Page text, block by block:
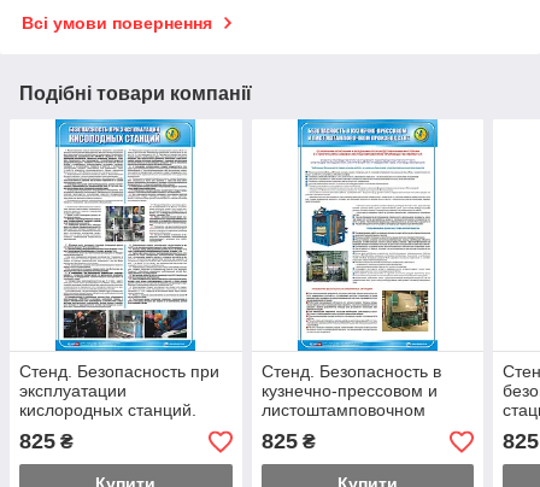
Всі умови повернення
Подібні товари компанії
Стенд. Безопасность при
эксплуатации
кислородных станций.
(Рус.) 0,6х1,0. Пластик
825 ₴
Стенд. Безопасность в
кузнечно-прессовом и
листоштамповочном
производстве. (Рус.)
0,6х1,0. Пластик
825₴ 825